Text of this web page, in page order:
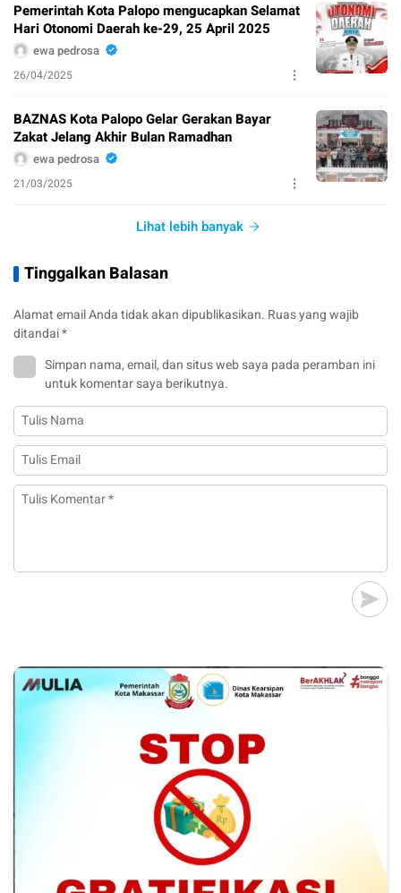
Pemerintah Kota Palopo mengucapkan Selamat
Hari Otonomi Daerah ke-29, 25 April 2025
ewa pedrosa
26/04/2025
BAZNAS Kota Palopo Gelar Gerakan Bayar
Zakat Jelang Akhir Bulan Ramadhan
ewa pedrosa
21/03/2025
Lihat lebih banyak
Tinggalkan Balasan
Alamat email Anda tidak akan dipublikasikan. Ruas yang wajib
ditandai*
Simpan nama, email, dan situs web saya pada peramban ini
untuk komentar saya berikutnya.